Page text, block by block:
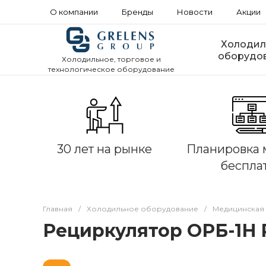
О компании Бренды Новости Акции
Холодильное, торговое и
технологическое оборудование
30 лет на рынке
Планировка
Главная / Холодильное оборудование / Медицинская
Рециркулятор ОРБ-1Н